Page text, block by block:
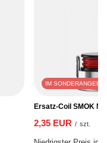
IM
Ersatz-Coil SMOK
2,35 EUR / szt.